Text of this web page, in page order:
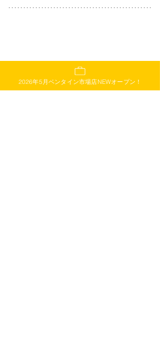
2026年5月ベンタイン市場店NEWオープン！